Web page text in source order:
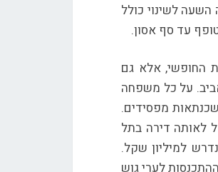
השעה לשינוי כולל
עד סף אסון.
החופשי, אלא גם
על כל משפחה
מפסידים.
בכרמיאל הוא רבע מ- 5% מס מ-4 מיליון שקל לאותה דירה בתל
הנדרש למיליון שקל.
לערי גוש